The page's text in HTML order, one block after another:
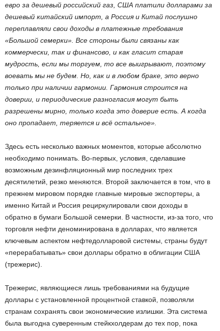
евро за дешевый российский газ, США платили долларами за
дешевый китайский импорт, а Россия и Китай послушно
переплавляли свои доходы в платежные требования
«Большой семерки». Все стороны были связаны как
коммерчески, так и финансово, и как гласит старая
мудрость, если мы торгуем, то все выигрывают, поэтому
воевать мы не будем. Но, как и в любом браке, это верно
только при наличии гармонии. Гармония строится на
доверии, и периодические разногласия могут быть
разрешены мирно, только когда это доверие есть. А когда
оно пропадает, теряется и всё остальное».
Здесь есть несколько важных моментов, которые абсолютно
необходимо понимать. Во-первых, условия, сделавшие
возможным дезинфляционный мир последних трех
десятилетий, резко меняются. Второй заключается в том, что в
прежнем мировом порядке главные мировые экспортеры, а
именно Китай и Россия рециркулировали свои доходы в
обратно в бумаги Большой семерки. В частности, из-за того, что
торговля нефти деноминирована в долларах, что является
ключевым аспектом нефтедолларовой системы, страны будут
«перерабатывать» свои доллары обратно в облигации США
(трежерис).
Трежерис, являющиеся лишь требованиями на будущие
доллары с установленной процентной ставкой, позволяли
странам сохранять свои экономические излишки. Эта система
была выгодна суверенным стейкхолдерам до тех пор, пока